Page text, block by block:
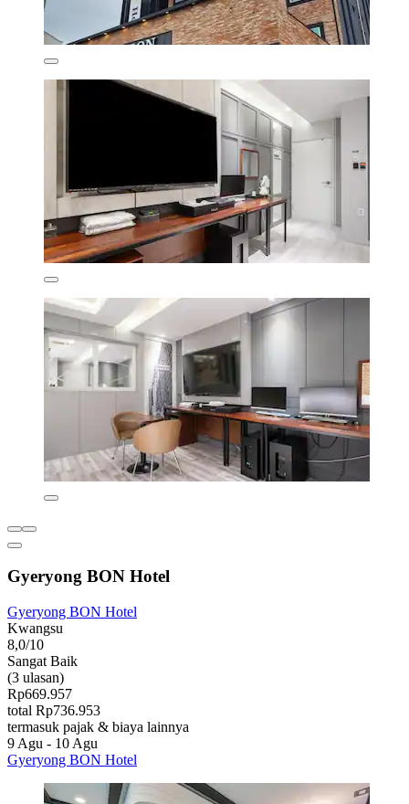
Gyeryong BON Hotel
Gyeryong BON Hotel
Kwangsu
8,0/10
Sangat Baik
(3 ulasan)
Rp669.957
total Rp736.953
termasuk pajak & biaya lainnya
9 Agu - 10 Agu
Gyeryong BON Hotel